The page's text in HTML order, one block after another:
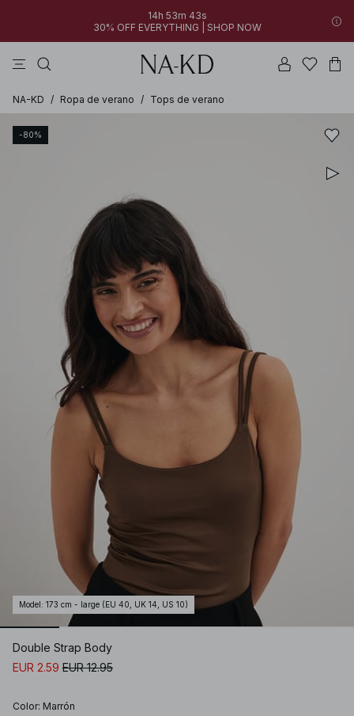
14h 53m 43s
30% OFF EVERYTHING | SHOP NOW
NA-KD / Ropa de verano / Tops de verano
-80%
Model : 173 cm - large (EU 40, UK 14, US 10)
Double Strap Body
EUR 2.59 EUR 12.95
Color: Marrón